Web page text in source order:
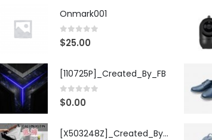
Onmark001
0 out of 5
$25.00
[110725P]_Created_By_FB
0 out of 5
$0.00
[X503248Z]_Created_By_FB